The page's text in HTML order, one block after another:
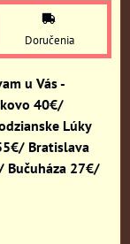
Doručenia
u Vás -
40€/
Lúky
Bratislava
Bučuháza 27€/